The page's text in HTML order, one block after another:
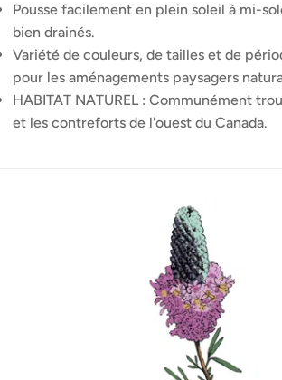
Pousse facilement en plein soleil à mi-
bien drainés.
Variété de couleurs, de tailles et de
pour les aménagements paysagers
HABITAT NATUREL : Communément
et les contreforts de l'ouest du Canada.